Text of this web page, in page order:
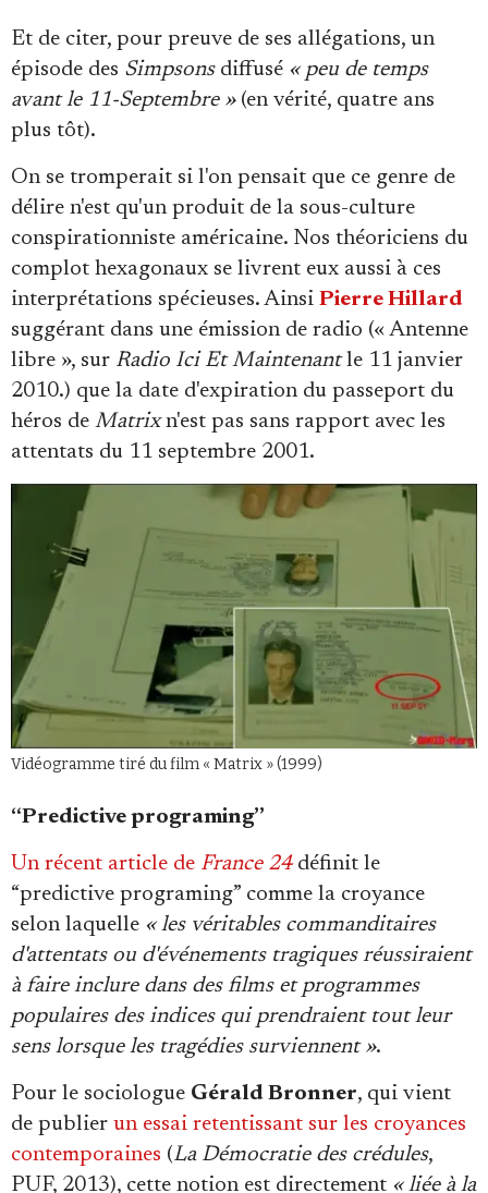
Et de citer, pour preuve de ses allégations, un
épisode des Simpsonsdiffusé « peu de temps
avant le 11-Septembre »(en vérité, quatre ans
plus tôt).
On se tromperait si l'on pensait que ce genre de
délire n'est qu'un produit de la sous-culture
conspirationniste américaine. Nos théoriciens du
complot hexagonaux se livrent eux aussi à ces
interprétations spécieuses. Ainsi Pierre Hillard
suggérant dans une émission de radio (« Antenne
libre », sur Radio Ici Et Maintenantle 11 janvier
2010.) que la date d'expiration du passeport du
héros de Matrixn'est pas sans rapport avec les
attentats du 11 septembre 2001.
Vidéogramme tiré du film « Matrix » (1999)
“Predictive programing”
Un récent article de France 24définit le
“predictive programing” comme la croyance
selon laquelle « les véritables commanditaires
d'attentats ou d'événements tragiques réussiraient
à faire inclure dans des films et programmes
populaires des indices qui prendraient tout leur
sens lorsque les tragédies surviennent ».
Pour le sociologue Gérald Bronner, qui vient
de publier un essai retentissant sur les croyances
contemporaines (La Démocratie des crédules,
PUF, 2013), cette notion est directement « liée à la